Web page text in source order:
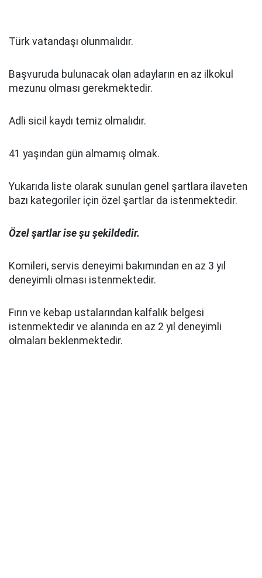
Türk vatandaşı olunmalıdır.
Başvuruda bulunacak olan adayların en az ilkokul
mezunu olması gerekmektedir.
Adli sicil kaydı temiz olmalıdır.
41 yaşından gün almamış olmak.
Yukarıda liste olarak sunulan genel şartlara ilaveten
bazı kategoriler için özel şartlar da istenmektedir.
Özel şartlar ise şu şekildedir.
Komileri, servis deneyimi bakımından en az 3 yıl
deneyimli olması istenmektedir.
Fırın ve kebap ustalarından kalfalık belgesi
istenmektedir ve alanında en az 2 yıl deneyimli
olmaları beklenmektedir.